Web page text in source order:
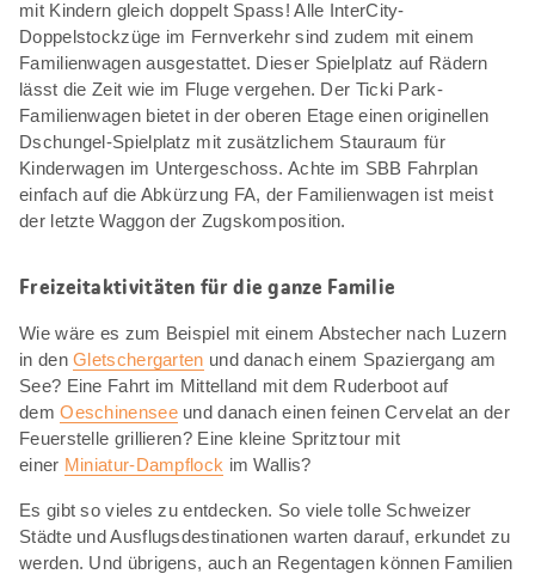
mit Kindern gleich doppelt Spass! Alle InterCity-
Doppelstockzüge im Fernverkehr sind zudem mit einem
Familienwagen ausgestattet. Dieser Spielplatz auf Rädern
lässt die Zeit wie im Fluge vergehen. Der Ticki Park-
Familienwagen bietet in der oberen Etage einen originellen
Dschungel-Spielplatz mit zusätzlichem Stauraum für
Kinderwagen im Untergeschoss. Achte im SBB Fahrplan
einfach auf die Abkürzung FA, der Familienwagen ist meist
der letzte Waggon der Zugskomposition.
Freizeitaktivitäten für die ganze Familie
Wie wäre es zum Beispiel mit einem Abstecher nach Luzern
in denGletschergarten und danach einem Spaziergang am
See? Eine Fahrt im Mittelland mit dem Ruderboot auf
demOeschinenseeund danach einen feinen Cervelat an der
Feuerstelle grillieren? Eine kleine Spritztour mit
einer Miniatur-Dampflock im Wallis?
Es gibt so vieles zu entdecken. So viele tolle Schweizer
Städte und Ausflugsdestinationen warten darauf, erkundet zu
werden. Und übrigens, auch an Regentagen können Familien